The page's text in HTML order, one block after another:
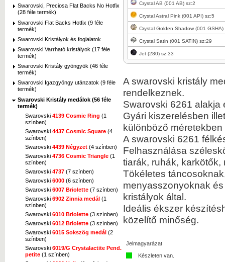
Swarovski, Preciosa Flat Backs No Hotfix
(28 féle termék)
Swarovski Flat Backs Hotfix (9 féle
termék)
Swarovski Kristályok és foglalatok
Swarovski Varrható kristályok (17 féle
termék)
Swarovski Kristály gyöngyök (46 féle
termék)
Swarovski Igazgyöngy utánzatok (9 féle
termék)
Swarovski Kristály medálok (56 féle
termék)
Swarovski 4139 Cosmic Ring (1
színben)
Swarovski 4437 Cosmic Square (4
színben)
Swarovski 4439 Négyzet (4 színben)
Swarovski 4736 Cosmic Triangle (1
színben)
Swarovski 4737 (7 színben)
Swarovski 6000 (6 színben)
Swarovski 6007 Briolette (7 színben)
Swarovski 6902 Zinnia medál (1
színben)
Swarovski 6010 Briolette (3 színben)
Swarovski 6012 Briolette (3 színben)
Swarovski 6015 Sokszög medál (2
színben)
Swarovski 6019/G Crystalactite Pend.
petite (1 színben)
Crystal AB (001 AB) sz:2
Crystal Astral Pink (001 API) sz:5
Crystal Golden Shadow (001 GSHA)
Crystal Satin (001 SATIN) sz:29
Jet (280) sz:33
A swarovski kristály
rendelkeznek.
Swarovski 6261 alakja
Gyári kiszerelésben
különböző
A swarovski 6261
Felhasználása
tiarák, ruhák,
Tökéletes
menyasszonyoknak
kristályok által.
Ideális ékszer
közelítő minőség.
Jelmagyarázat
Készleten van.